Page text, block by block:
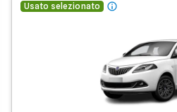
Usato selezionato